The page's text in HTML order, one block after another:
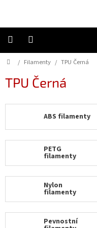
díly
ceny
Domů
/ Filamenty / TPU Černá
TPU Černá
ABS filamenty
PETG
filamenty
Nylon
filamenty
Pevnostní